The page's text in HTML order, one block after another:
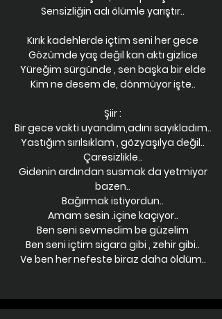
Sensizliğin adı ölümle yarıştır..
Kırık kadehlerde içtim seni her gece
Gözümde yaş değil kan aktı gizlice
Yüreğim sürgünde , sen başka bir elde
Kim ne desem de, dönmüyor işte..
Şiir :
Bir gece vakti uyandım,adını sayıkladım..
Yastığım sırılsıklam , gözyaşılya değil..
Çaresizlikle..
Gidenin ardından susmak da yetmiyor
bazen..
Bağırmak istiyordun..
Amam sesin .içine kaçıyor..
Ben seni sevmedim be güzelim
Ben seni içtim sigara gibi , zehir gibi..
Ve ben her nefeste biraz daha öldüm..